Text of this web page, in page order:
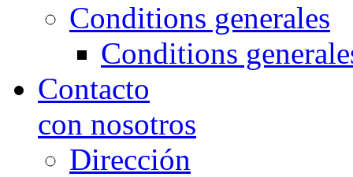
Conditions generales
Conditions
Contacto
con nosotros
Dirección